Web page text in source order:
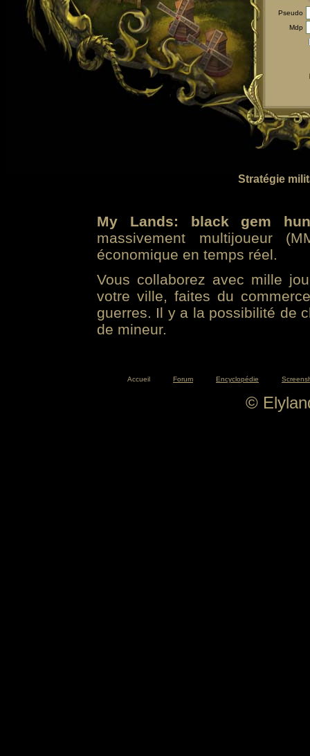
Pseudo
Mdp
Stratégie
My Lands: black gem
massivement multijoueur
économique en temps réel.
Vous collaborez avec mille
votre ville, faites du
guerres. Il y a la possibilité de
de mineur.
Accueil Forum Encyclopédie
©